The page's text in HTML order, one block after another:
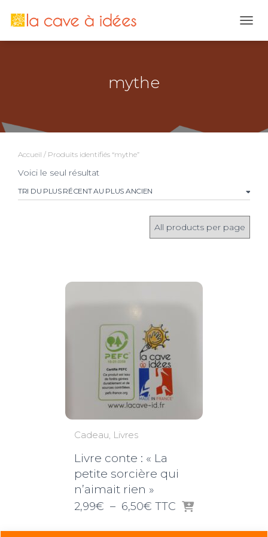
mythe
Accueil / Produits identifiés “mythe”
Voici le seul résultat
Cadeau Livres
Livre conte : « La
petite sorcière qui
n’aimait rien »
2,99€ – 6,50€ Plage
prix :
TTC